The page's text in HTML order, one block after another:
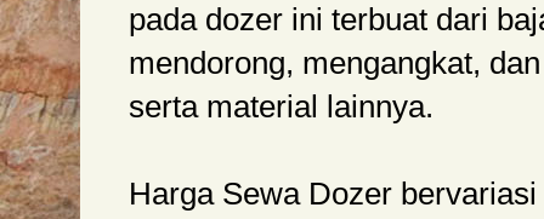
pada dozer ini terbuat dari
mendorong, mengangkat,
serta material lainnya.
Harga Sewa Dozer